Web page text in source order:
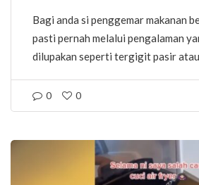
Bagi anda si penggemar makanan
pasti pernah melalui pengalaman
dilupakan seperti tergigit pasir
0 0